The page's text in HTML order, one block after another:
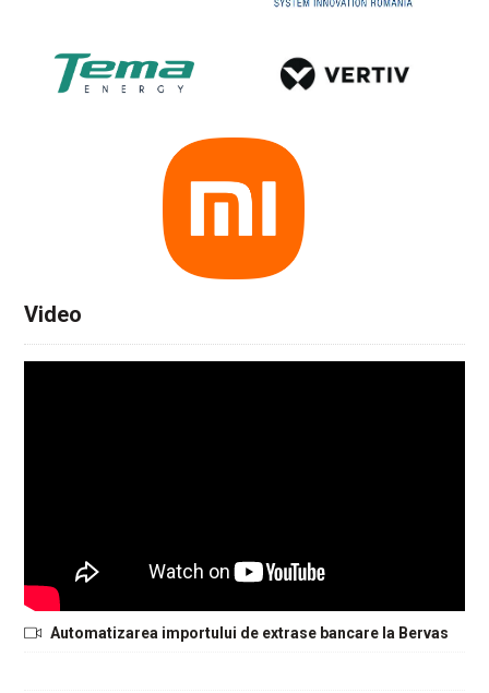
Video
Automatizarea importului de extrase bancare la Bervas